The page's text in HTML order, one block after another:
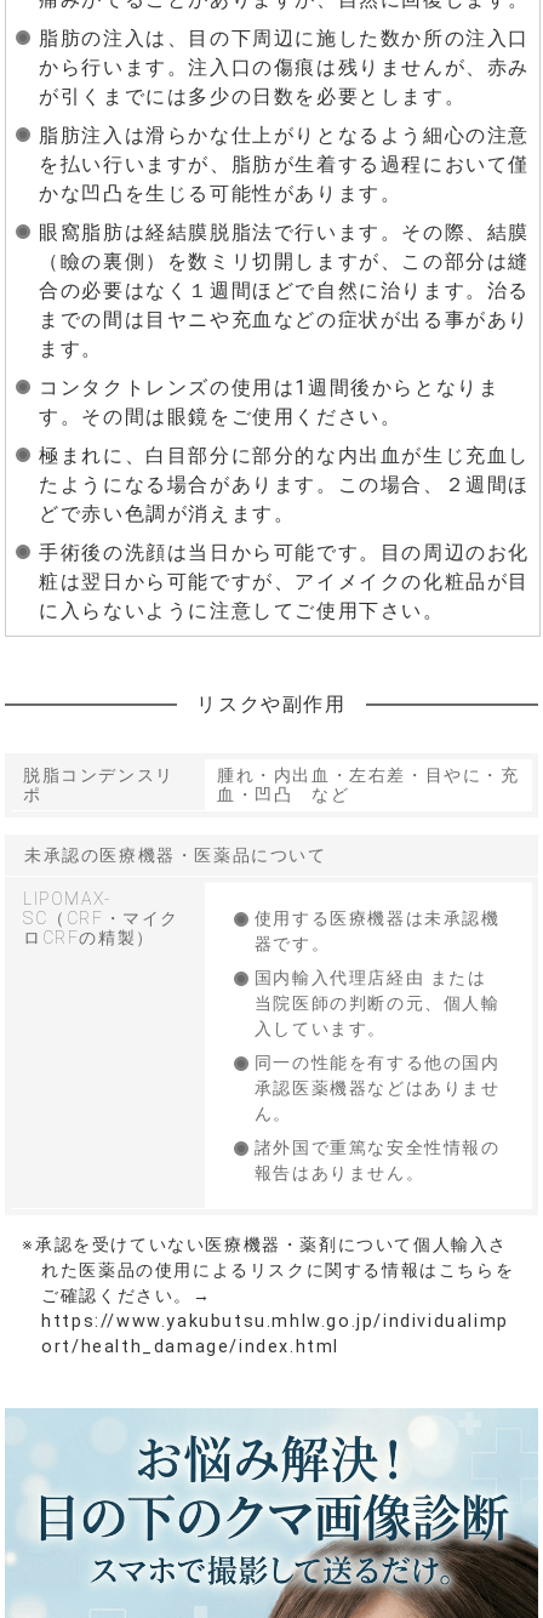
脂肪の注入は、目の下周辺に施した数か所の注入口
から行います。注入口の傷痕は残りませんが、赤み
が引くまでには多少の日数を必要とします。
脂肪注入は滑らかな仕上がりとなるよう細心の注意
を払い行いますが、脂肪が生着する過程において僅
かな凹凸を生じる可能性があります。
眼窩脂肪は経結膜脱脂法で行います。その際、結膜
（瞼の裏側）を数ミリ切開しますが、この部分は縫
合の必要はなく１週間ほどで自然に治ります。治る
までの間は目ヤニや充血などの症状が出る事があり
ます。
コンタクトレンズの使用は1週間後からとなりま
す。その間は眼鏡をご使用ください。
極まれに、白目部分に部分的な内出血が生じ充血し
たようになる場合があります。この場合、２週間ほ
どで赤い色調が消えます。
手術後の洗顔は当日から可能です。目の周辺のお化
粧は翌日から可能ですが、アイメイクの化粧品が目
に入らないように注意してご使用下さい。
リスクや副作用
脱脂コンデンスリ
ポ
腫れ・内出血・左右差・目やに・充
血・凹凸 など
未承認の医療機器・医薬品について
LIPOMAX-
SC（CRF・マイク
ロCRFの精製）
使用する医療機器は未承認機
器です。
国内輸入代理店経由 または
当院医師の判断の元、個人輸
入しています。
同一の性能を有する他の国内
承認医薬機器などはありませ
ん。
諸外国で重篤な安全性情報の
報告はありません。
※承認を受けていない医療機器・薬剤について個人輸入さ
れた医薬品の使用によるリスクに関する情報はこちらを
ご確認ください。→
https://www.yakubutsu.mhlw.go.jp/individualimp
ort/health_damage/index.html